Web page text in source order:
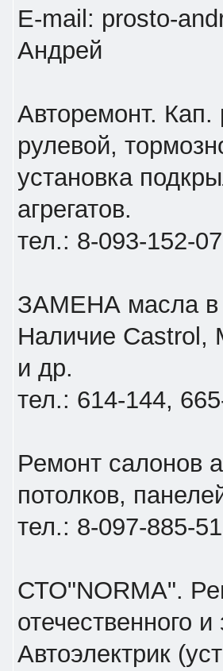
E-mail: prosto-
Андрей
Авторемонт. Кап.
рулевой,
установка
агрегатов.
тел.: 8-093-152-
ЗАМЕНА масла в
Наличие Cаstrol,
и др.
тел.: 614-144,
Ремонт салонов
потолков,
тел.: 8-097-885-
СТО"NORMA".
отечественного
Автоэлектрик